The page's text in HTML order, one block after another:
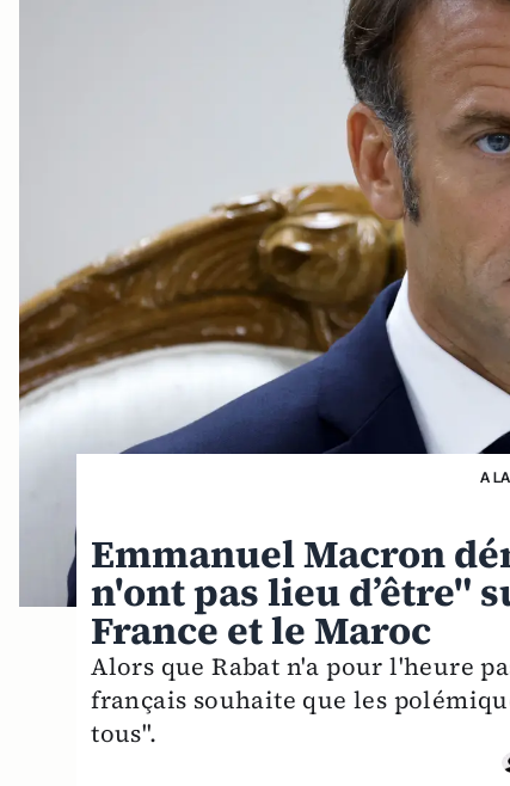
A
Emmanuel Macron
n'ont pas lieu d’être"
France et le Maroc
Alors que Rabat n'a pour l'heure
français souhaite que les
tous".